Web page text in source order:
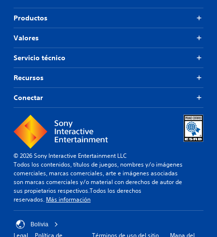
Productos
Valores
Servicio técnico
Recursos
Conectar
© 2026 Sony Interactive Entertainment LLC
Todos los contenidos, títulos de juegos, nombres y/o imágenes
comerciales, marcas comerciales, arte e imágenes asociadas
son marcas comerciales y/o material con derechos de autor de
sus propietarios respectivos.Todos los derechos
reservados. Más información
Bolivia
Legal Política de Términos de uso del sitio Mapa del